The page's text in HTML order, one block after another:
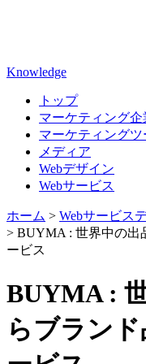
Knowledge
トップ
マーケティング企
マーケティングツ
メディア
Webデザイン
Webサービス
ホーム > Webサービス
> BUYMA : 世界中の出
ービス
BUYMA :
らブラン